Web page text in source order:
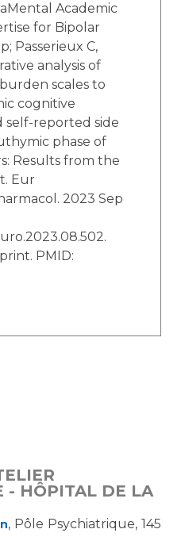
Academic
for Bipolar
Passerieux C,
analysis of
scales to
cognitive
self-reported side
phase of
Results from the
Eur
2023 Sep
PMID:
- HÔPITAL DE LA
, Pôle Psychiatrique, 145